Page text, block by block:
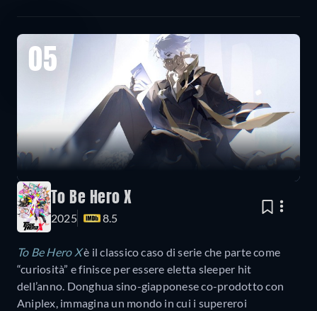
05
To Be Hero X
2025 8.5
To Be Hero Xè il classico caso di serie che parte come
“curiosità” e finisce per essere eletta sleeper hit
dell’anno. Donghua sino-giapponese co-prodotto con
Aniplex, immagina un mondo in cui i supereroi